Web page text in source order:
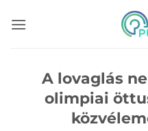
A lovaglás
olimpiai